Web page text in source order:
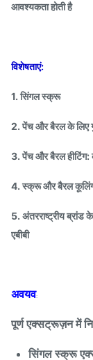
आवश्यकता होती है
विशेषताएं:
1. सिंगल स्क्रू
2. पेंच और बैरल के लिए
3. पेंच और बैरल हीटिंग:
4. स्क्रू और बैरल
5. अंतरराष्ट्रीय
एबीबी
अवयव:
पूर्ण एक्सट्रूज़न में
सिंगल स्क्रू